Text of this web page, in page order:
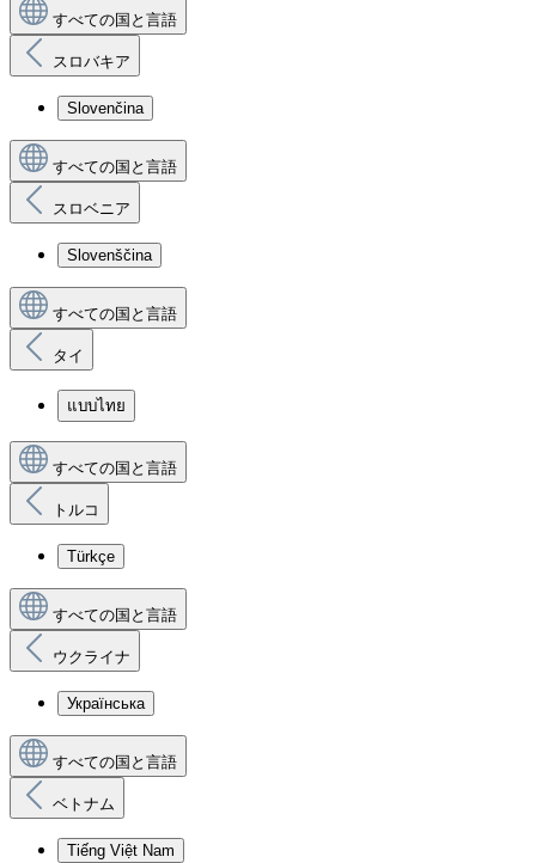
すべての国と言語
スロバキア
Slovenčina
すべての国と言語
スロベニア
Slovenščina
すべての国と言語
タイ
แบบไทย
すべての国と言語
トルコ
Türkçe
すべての国と言語
ウクライナ
Українська
すべての国と言語
ベトナム
Tiếng Việt Nam